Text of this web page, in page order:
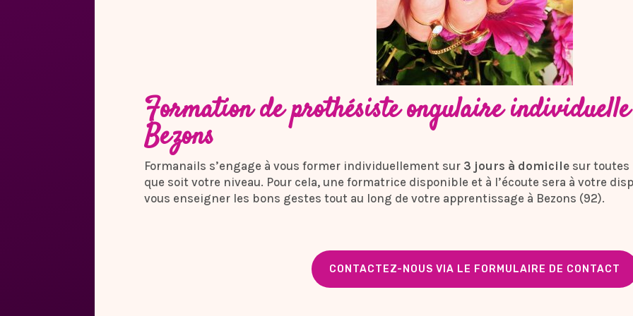
Formation de prothésiste ongulaire
Bezons
Formanails s’engage à vous former individuellement sur 3 jours à domicile sur toutes
que soit votre niveau. Pour cela, une formatrice disponible et à l’écoute sera à votre
vous enseigner les bons gestes tout au long de votre apprentissage à Bezons (92).
CONTACTEZ-NOUS VIA LE FORMULAIRE DE CONTACT